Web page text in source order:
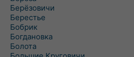
Берёзовичи
Берестье
Бобрик
Богдановка
Болота